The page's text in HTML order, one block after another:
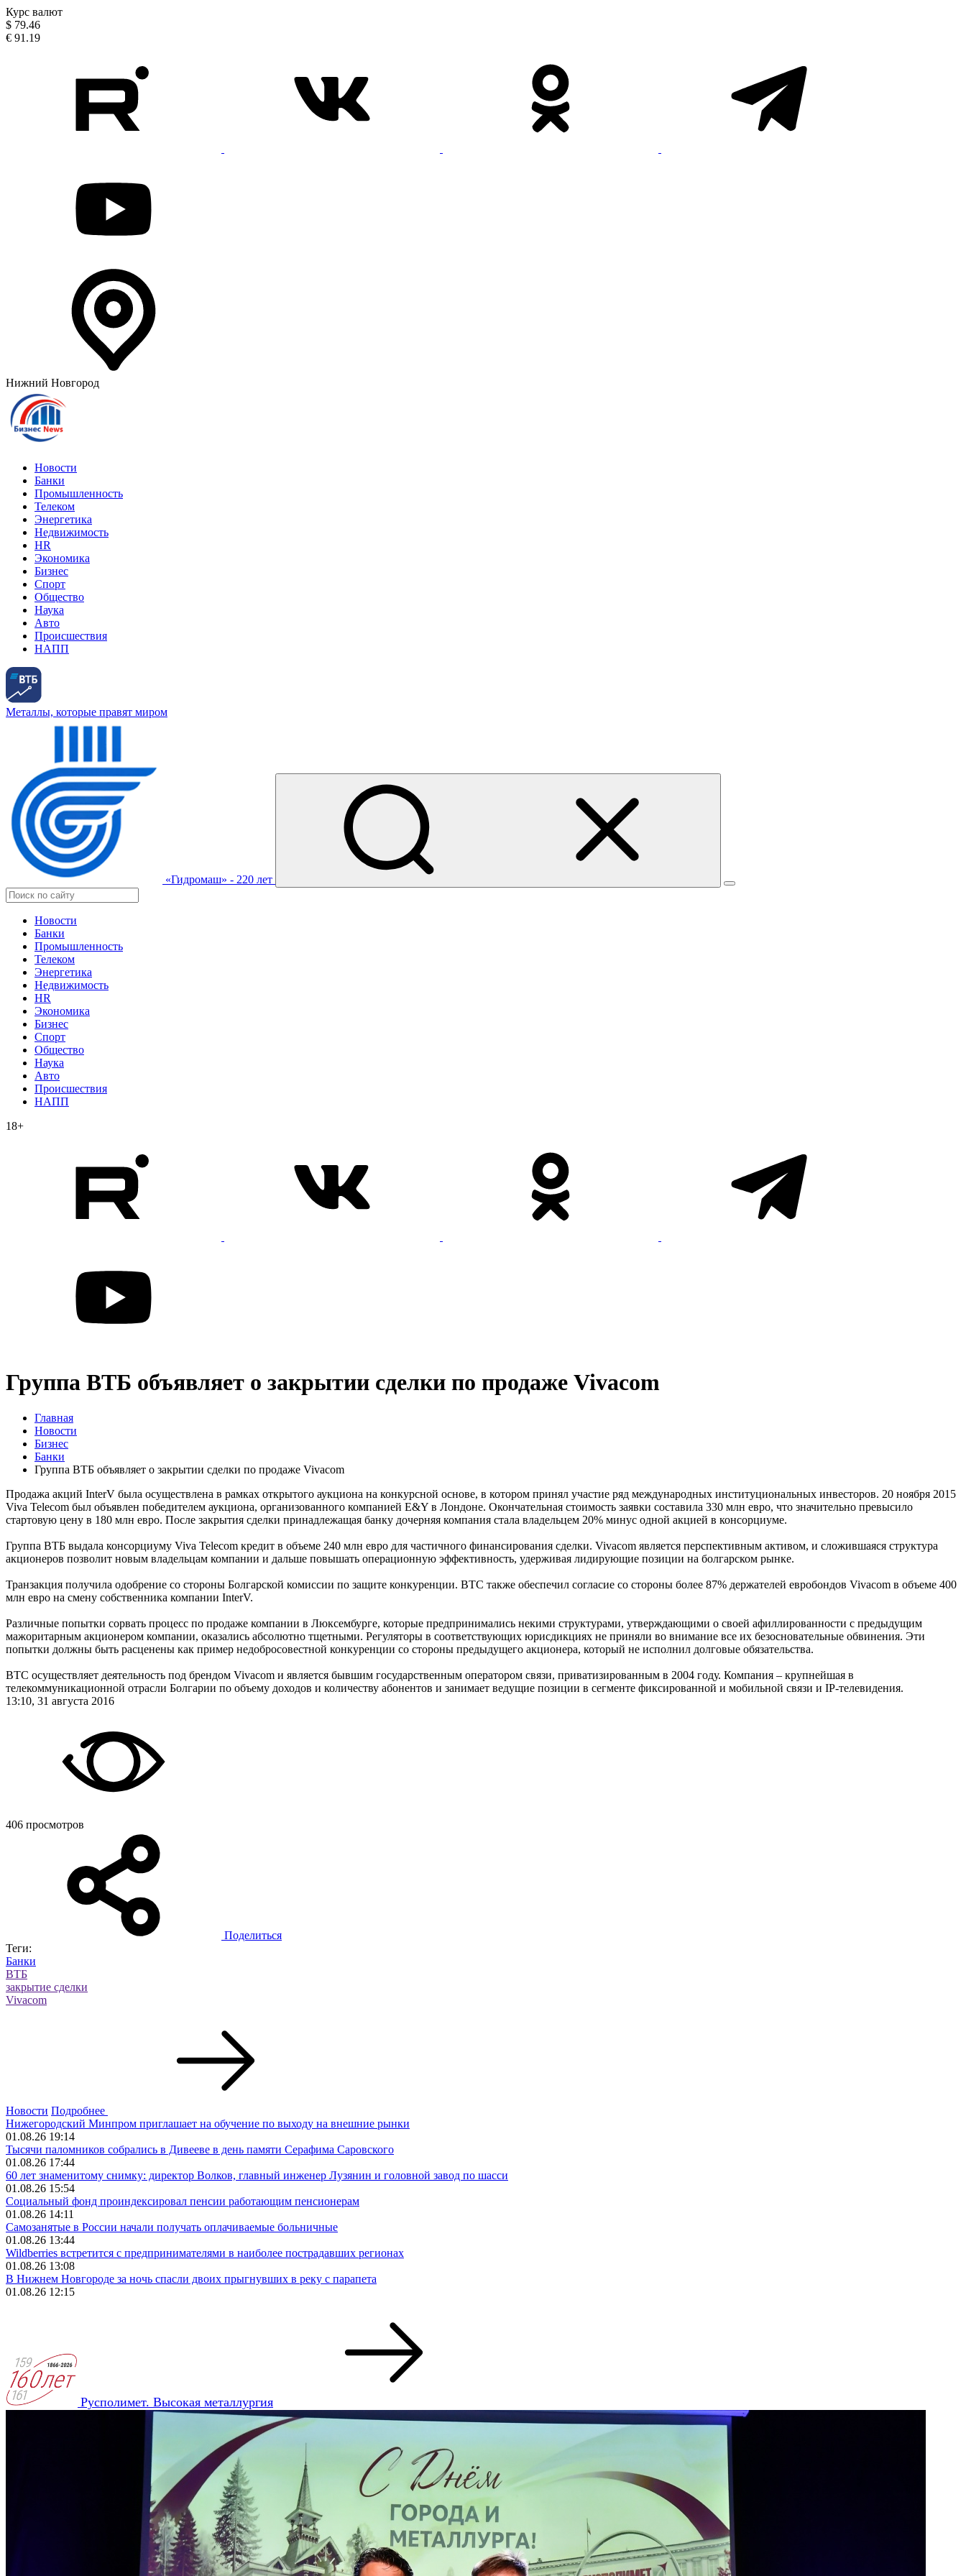
Курс валют
$ 79.46
€ 91.19
Нижний Новгород
Новости
Банки
Промышленность
Телеком
Энергетика
Недвижимость
HR
Экономика
Бизнес
Спорт
Общество
Наука
Авто
Происшествия
НАПП
Металлы, которые правят миром
«Гидромаш» - 220 лет
Новости
Банки
Промышленность
Телеком
Энергетика
Недвижимость
HR
Экономика
Бизнес
Спорт
Общество
Наука
Авто
Происшествия
НАПП
18+
Группа ВТБ объявляет о закрытии сделки по продаже Vivacom
Главная
Новости
Бизнес
Банки
Группа ВТБ объявляет о закрытии сделки по продаже Vivacom
Продажа акций InterV была осуществлена в рамках открытого аукциона на конкурсной основе, в котором принял участие ряд международных институциональных инвесторов. 20 ноября 2015
Viva Telecom был объявлен победителем аукциона, организованного компанией E&Y в Лондоне. Окончательная стоимость заявки составила 330 млн евро, что значительно превысило
стартовую цену в 180 млн евро. После закрытия сделки принадлежащая банку дочерняя компания стала владельцем 20% минус одной акцией в консорциуме.
Группа ВТБ выдала консорциуму Viva Telecom кредит в объеме 240 млн евро для частичного финансирования сделки. Vivacom является перспективным активом, и сложившаяся структура
акционеров позволит новым владельцам компании и дальше повышать операционную эффективность, удерживая лидирующие позиции на болгарском рынке.
Транзакция получила одобрение со стороны Болгарской комиссии по защите конкуренции. BTC также обеспечил согласие со стороны более 87% держателей евробондов Vivacom в объеме 400
млн евро на смену собственника компании InterV.
Различные попытки сорвать процесс по продаже компании в Люксембурге, которые предпринимались некими структурами, утверждающими о своей афиллированности с предыдущим
мажоритарным акционером компании, оказались абсолютно тщетными. Регуляторы в соответствующих юрисдикциях не приняли во внимание все их безосновательные обвинения. Эти
попытки должны быть расценены как пример недобросовестной конкуренции со стороны предыдущего акционера, который не исполнил долговые обязательства.
BTC осуществляет деятельность под брендом Vivacom и является бывшим государственным оператором связи, приватизированным в 2004 году. Компания – крупнейшая в
телекоммуникационной отрасли Болгарии по объему доходов и количеству абонентов и занимает ведущие позиции в сегменте фиксированной и мобильной связи и IP-телевидения.
13:10, 31 августа 2016
406 просмотров
Поделиться
Теги:
Банки
ВТБ
закрытие сделки
Vivacom
Новости Подробнее
Нижегородский Минпром приглашает на обучение по выходу на внешние рынки
01.08.26 19:14
Тысячи паломников собрались в Дивееве в день памяти Серафима Саровского
01.08.26 17:44
60 лет знаменитому снимку: директор Волков, главный инженер Лузянин и головной завод по шасси
01.08.26 15:54
Социальный фонд проиндексировал пенсии работающим пенсионерам
01.08.26 14:11
Самозанятые в России начали получать оплачиваемые больничные
01.08.26 13:44
Wildberries встретится с предпринимателями в наиболее пострадавших регионах
01.08.26 13:08
В Нижнем Новгороде за ночь спасли двоих прыгнувших в реку с парапета
01.08.26 12:15
Русполимет. Высокая металлургия